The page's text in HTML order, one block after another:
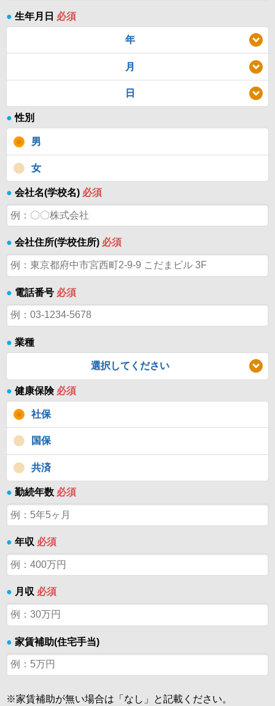
● 生年月日 必須
年
月
日
● 性別
男
女
● 会社名(学校名) 必須
● 会社住所(学校住所) 必須
● 電話番号 必須
● 業種
選択してください
● 健康保険 必須
社保
国保
共済
● 勤続年数 必須
● 年収 必須
● 月収 必須
● 家賃補助(住宅手当)
※家賃補助が無い場合は「なし」と記載ください。